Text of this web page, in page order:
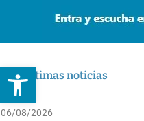
Abrir barra de
Últimas noticias
06/08/2026